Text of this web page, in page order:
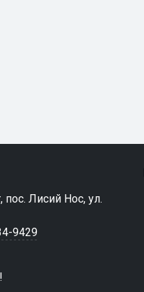
пос. Лисий Нос, ул.
9429